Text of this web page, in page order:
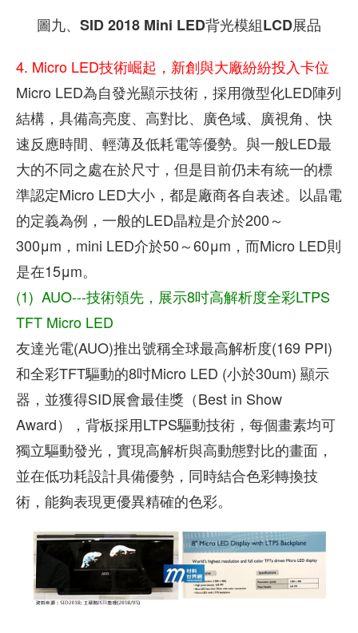
圖九、SID 2018 Mini LED背光模組LCD展品
4. Micro LED技術崛起，新創與大廠紛紛投入卡位
Micro LED為自發光顯示技術，採用微型化LED陣列
結構，具備高亮度、高對比、廣色域、廣視角、快
速反應時間、輕薄及低耗電等優勢。與一般LED最
大的不同之處在於尺寸，但是目前仍未有統一的標
準認定Micro LED大小，都是廠商各自表述。以晶電
的定義為例，一般的LED晶粒是介於200～
300μm，mini LED介於50～60μm，而Micro LED則
是在15μm。
(1) AUO---技術領先，展示8吋高解析度全彩LTPS
TFT Micro LED
友達光電(AUO)推出號稱全球最高解析度(169 PPI)
和全彩TFT驅動的8吋Micro LED (小於30um) 顯示
器，並獲得SID展會最佳獎（Best in Show
Award），背板採用LTPS驅動技術，每個畫素均可
獨立驅動發光，實現高解析與高動態對比的畫面，
並在低功耗設計具備優勢，同時結合色彩轉換技
術，能夠表現更優異精確的色彩。